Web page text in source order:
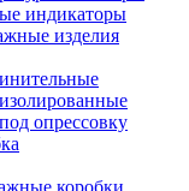
индикаторы
изделия
опрессовку
коробки